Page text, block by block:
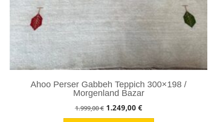
Ahoo Perser Gabbeh Teppich 300×198 /
Morgenland Bazar
1.999,00€ Ursprünglicher
1.249,00 €Aktueller